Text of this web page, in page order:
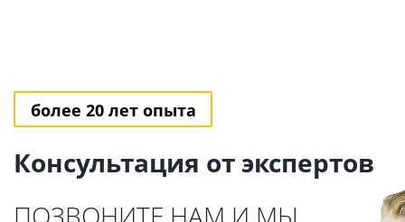
более 20 лет опыта
Консультация от экспертов